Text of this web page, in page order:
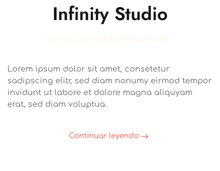
Infinity Studio
Escrito por jetro en marzo 9, 2020.
Lorem ipsum dolor sit amet, consetetur
sadipscing elitr, sed diam nonumy eirmod tempor
invidunt ut labore et dolore magna aliquyam
erat, sed diam voluptua.
Continuar leyendo